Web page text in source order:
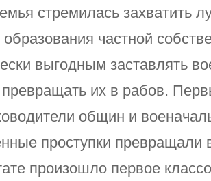
стремилась захватить
частной
выгодным заставлять
превращать их в рабов.
общин и
проступки превращали
произошло первое